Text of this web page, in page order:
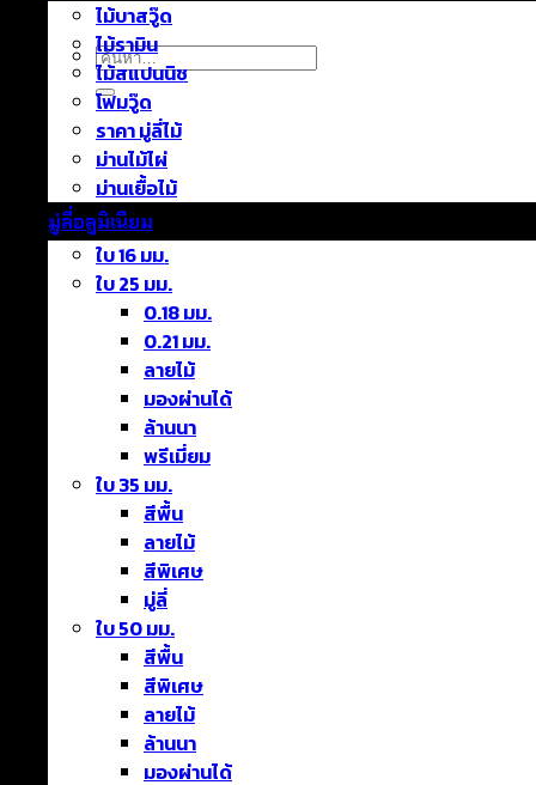
ค้นหา:
ไม้บาสวู๊ด
ไม้รามิน
ไม้สแปนนิช
โฟมวู๊ด
ราคา มู่ลี่ไม้
ม่านไม้ไผ่
ม่านเยื้อไม้
มู่ลี่อลูมิเนียม
ใบ 16 มม.
ใบ 25 มม.
0.18 มม.
0.21 มม.
ลายไม้
มองผ่านได้
ล้านนา
พรีเมี่ยม
ใบ 35 มม.
สีพื้น
ลายไม้
สีพิเศษ
มู่ลี่
ใบ 50 มม.
สีพื้น
สีพิเศษ
ลายไม้
ล้านนา
มองผ่านได้